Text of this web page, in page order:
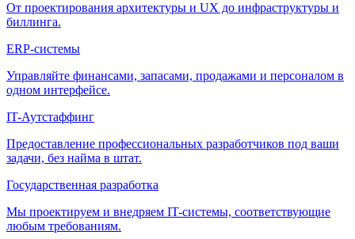
От проектирования архитектуры и UX до инфраструктуры и
биллинга.
ERP-системы
Управляйте финансами, запасами, продажами и персоналом в
одном интерфейсе.
IT-Аутстаффинг
Предоставление профессиональных разработчиков под ваши
задачи, без найма в штат.
Государственная разработка
Мы проектируем и внедряем IT-системы, соответствующие
любым требованиям.